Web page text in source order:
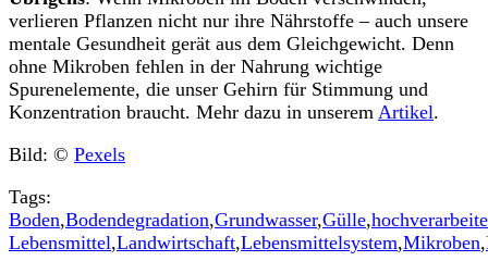
verlieren Pflanzen nicht nur ihre Nährstoffe – auch unsere
mentale Gesundheit gerät aus dem Gleichgewicht. Denn
ohne Mikroben fehlen in der Nahrung wichtige
Spurenelemente, die unser Gehirn für Stimmung und
Konzentration braucht. Mehr dazu in unserem Artikel.
Bild: © Pexels
Tags:
Boden,Bodendegradation,Grundwasser,Gülle,
Lebensmittel,Landwirtschaft,Lebensmittelsystem,Mikroben,